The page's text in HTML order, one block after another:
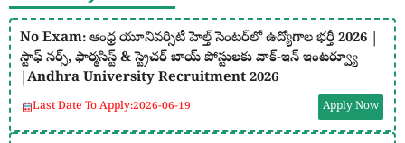
No Exam: ఆంధ్ర యూనివర్సిటీ హెల్త్ సెంటర్‌లో ఉద్యోగాల భర్తీ 2026 |
స్టాఫ్ నర్స్, ఫార్మసిస్ట్ & స్ట్రెచర్ బాయ్ పోస్టులకు వాక్-ఇన్ ఇంటర్వ్యూ
|Andhra University Recruitment 2026
Last Date To Apply:2026-06-19 Apply Now